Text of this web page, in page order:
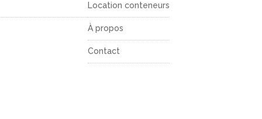
Location conteneurs
À propos
Contact